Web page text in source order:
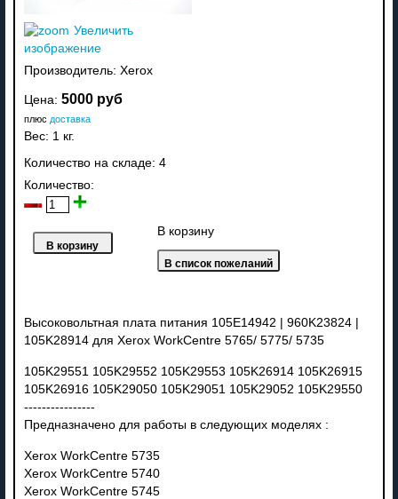
Увеличить
изображение
Производитель: Xerox
Цена: 5000 руб
плюс доставка
Вес: 1 кг.
Количество на складе: 4
Количество:
В корзину
Высоковольтная плата питания 105E14942 | 960K23824 |
105K28914 для Xerox WorkCentre 5765/ 5775/ 5735
105K29551 105K29552 105K29553 105K26914 105K26915
105K26916 105K29050 105K29051 105K29052 105K29550
----------------
Предназначено для работы в следующих моделях :
Xerox WorkCentre 5735
Xerox WorkCentre 5740
Xerox WorkCentre 5745